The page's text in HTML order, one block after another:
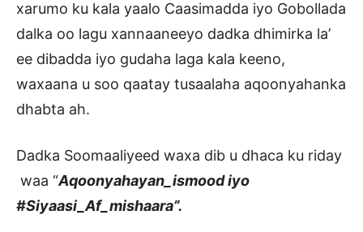
xarumo ku kala yaalo Caasimadda iyo Gobollada
dalka oo lagu xannaaneeyo dadka dhimirka la’
ee dibadda iyo gudaha laga kala keeno,
waxaana u soo qaatay tusaalaha aqoonyahanka
dhabta ah.
Dadka Soomaaliyeed waxa dib u dhaca ku riday
waa “Aqoonyahayan_ismood iyo
#Siyaasi_Af_mishaara”.